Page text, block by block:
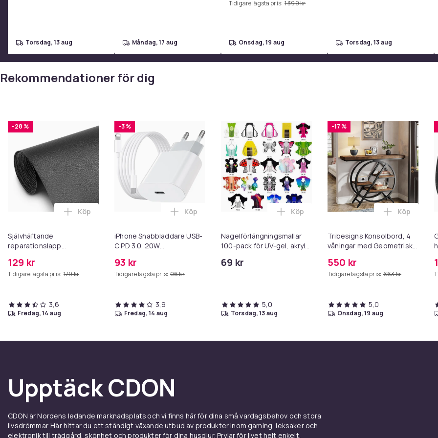
torsdag, 13 aug måndag, 17 aug
Tidigare lägsta pris: 1 399 kr
onsdag, 19 aug torsdag, 13 aug
Rekommendationer för dig
-28 %
Självhäftande
reparationslapp
129 kr
Tidigare lägsta pris: 179 kr
Lägg till Självhäftande reparationslapp konstläder 50x138 cm Black i varukorgen
Köp
3,6
fredag, 14 aug
-3 %
iPhone Snabbladdare USB-
C PD 3.0. 20W
93 kr
Tidigare lägsta pris: 96 kr
Lägg till iPhone Snabbladdare USB-C PD 3.0. 20W Strömadapter + Kabel
Köp
3,9
fredag, 14 aug
Nagelförlängningsmallar
100-pack för UV-gel, akryl
69 kr
Lägg till Nagelförlängningsmallar 100-
Köp
5,0
torsdag, 13 aug
-17 %
Tribesigns Konsolbord, 4
våningar med Geometrisk
Hallbord, Sidobord,
Soffbord
550 kr
Tidigare lägsta pris: 663 kr
Lägg till
Köp
5,0
onsdag, 19 aug
Upptäck CDON
CDON är Nordens ledande marknadsplats och vi finns här för dina små vardagsbehov och stora
livsdrömmar. Här hittar du ett ständigt växande utbud av produkter inom gaming, leksaker och
elektronik till trädgård, skönhet och produkter för dina husdjur. Prylar för livet helt enkelt.